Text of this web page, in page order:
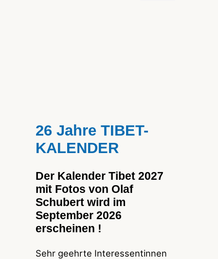
26 Jahre TIBET-
KALENDER
Der Kalender Tibet 2027
mit Fotos von Olaf
Schubert wird im
September 2026
erscheinen !
Sehr geehrte Interessentinnen